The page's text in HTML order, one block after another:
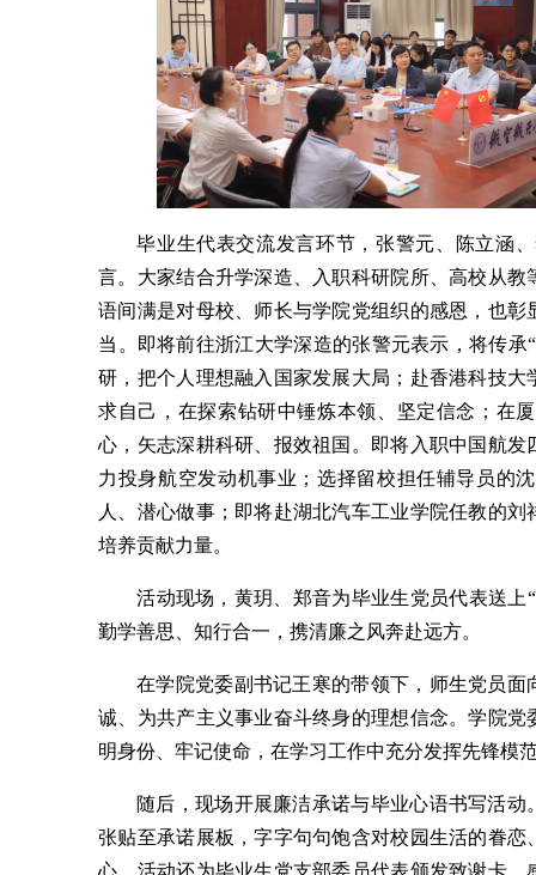
毕业生代表交流发言环节，张警元、陈立涵
言。大家结合升学深造、入职科研院所、高校从
语间满是对母校、师长与学院党组织的感恩，也
当。即将前往浙江大学深造的张警元表示，将传
研，把个人理想融入国家发展大局；赴香港科技
求自己，在探索钻研中锤炼本领、坚定信念；在
心，矢志深耕科研、报效祖国。即将入职中国航
力投身航空发动机事业；选择留校担任辅导员的
人、潜心做事；即将赴湖北汽车工业学院任教的
培养贡献力量。
活动现场，黄玥、郑音为毕业生党员代表送
勤学善思、知行合一，携清廉之风奔赴远方。
在学院党委副书记王寒的带领下，师生党员
诚、为共产主义事业奋斗终身的理想信念。学院党
明身份、牢记使命，在学习工作中充分发挥先锋模
随后，现场开展廉洁承诺与毕业心语书写活
张贴至承诺展板，字字句句饱含对校园生活的眷
心。活动还为毕业生党支部委员代表颁发致谢卡